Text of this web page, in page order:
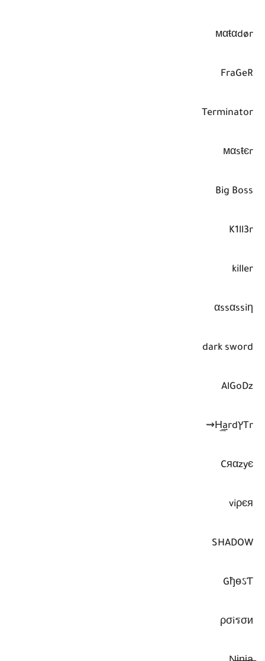
мαŧαdør
FraGeR
Terminator
мαsŧєr
Big Boss
K1ll3r
killer
αssαssiη
dark sword
AlGoDz
TrץH͢͢͢ard⇝
Cяαzyє
viρєя
SHADOW
GђѳઽƬ
ρσiรσи